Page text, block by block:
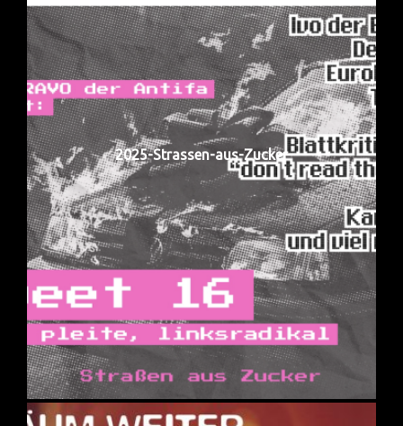
2025-Strassen-aus-Zucker